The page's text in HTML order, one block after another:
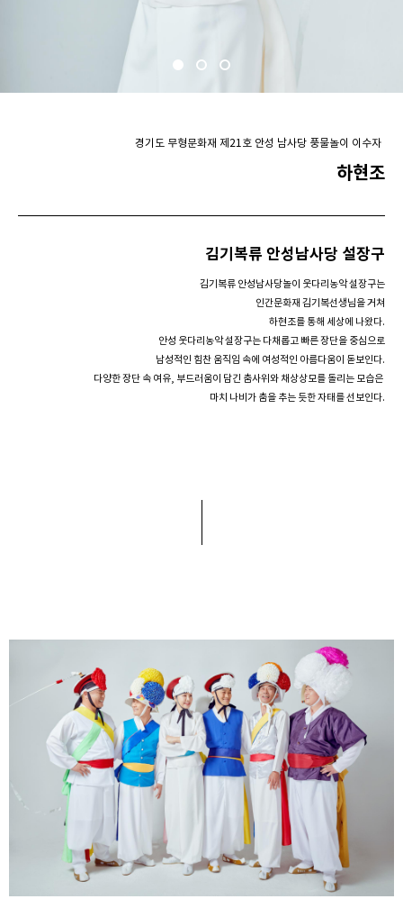
경기도 무형문화재 제21호 안성 남사당 풍물놀이 이수자
하현조
김기복류 안성남사당 설장구
김기복류 안성남사당놀이 웃다리농악 설장구는
인간문화재 김기복선생님을 거쳐
하현조를 통해 세상에 나왔다.
안성 웃다리농악 설장구는 다채롭고 빠른 장단을 중심으로
남성적인 힘찬 움직임 속에 여성적인 아름다움이 돋보인다.
다양한 장단 속 여유, 부드러움이 담긴 춤사위와 채상상모를 돌리는 모습은
마치 나비가 춤을 추는 듯한 자태를 선보인다.